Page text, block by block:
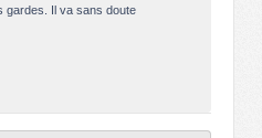
gardes. Il va sans doute